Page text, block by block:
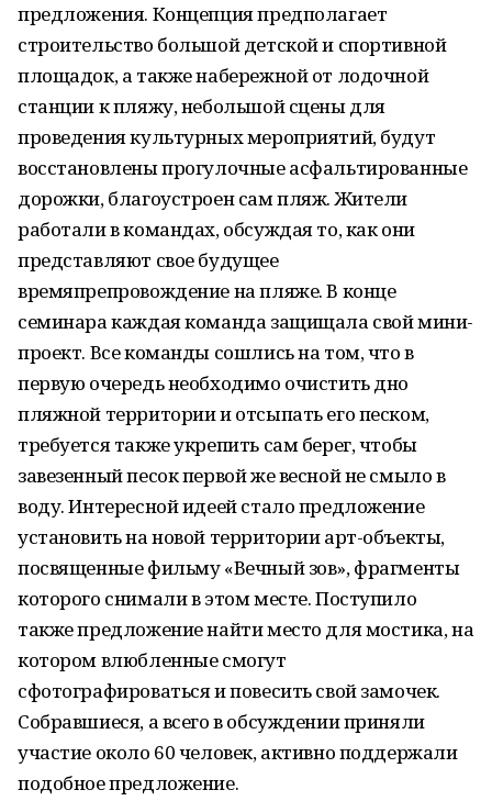
предложения. Концепция предполагает
строительство большой детской и спортивной
площадок, а также набережной от лодочной
станции к пляжу, небольшой сцены для
проведения культурных мероприятий, будут
восстановлены прогулочные асфальтированные
дорожки, благоустроен сам пляж. Жители
работали в командах, обсуждая то, как они
представляют свое будущее
времяпрепровождение на пляже. В конце
семинара каждая команда защищала свой мини-
проект. Все команды сошлись на том, что в
первую очередь необходимо очистить дно
пляжной территории и отсыпать его песком,
требуется также укрепить сам берег, чтобы
завезенный песок первой же весной не смыло в
воду. Интересной идеей стало предложение
установить на новой территории арт-объекты,
посвященные фильму «Вечный зов», фрагменты
которого снимали в этом месте. Поступило
также предложение найти место для мостика, на
котором влюбленные смогут
сфотографироваться и повесить свой замочек.
Собравшиеся, а всего в обсуждении приняли
участие около 60 человек, активно поддержали
подобное предложение.